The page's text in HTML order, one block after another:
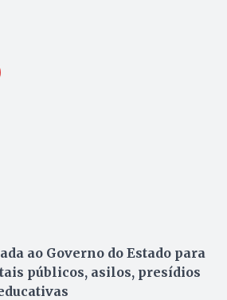
ao Governo do Estado para
públicos, asilos, presídios